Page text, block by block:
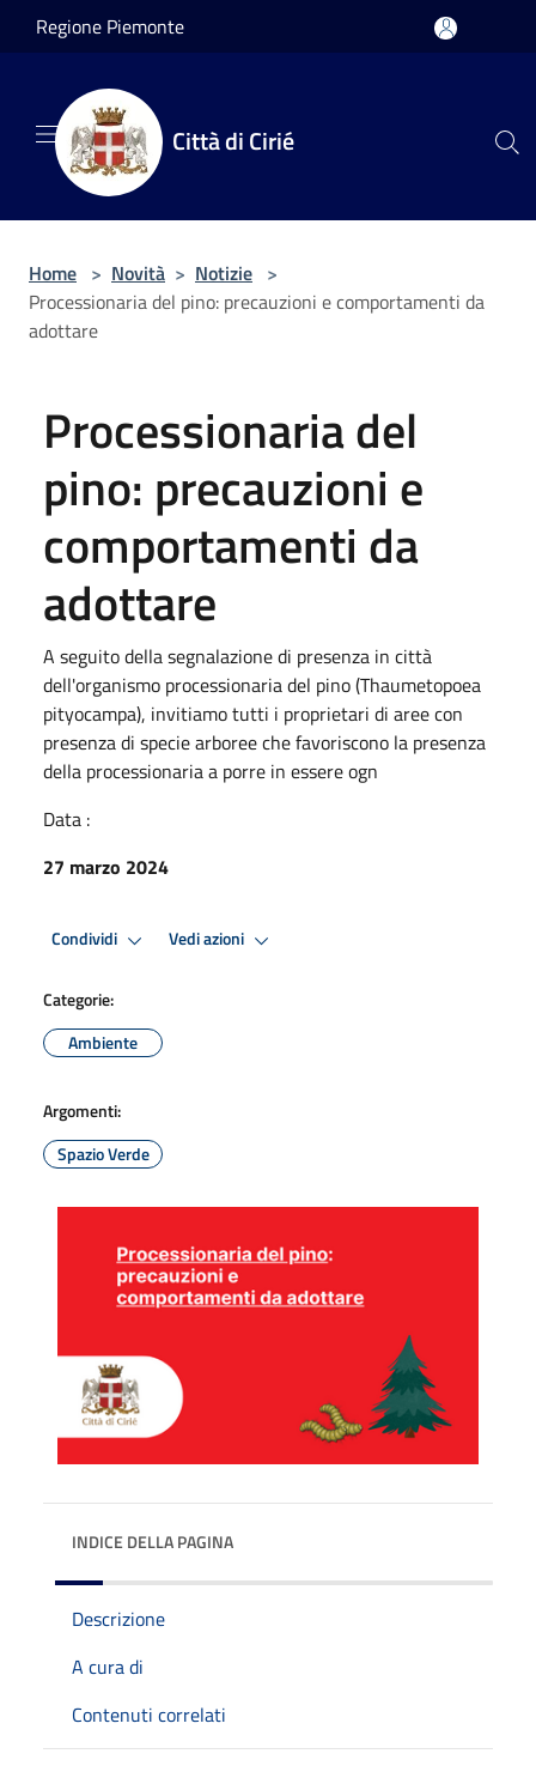
Salta al contenuto principale
Regione Piemonte
Città di Cirié
Home > Novità > Notizie >
Processionaria del pino: precauzioni e comportamenti da
adottare
Processionaria del
pino: precauzioni e
comportamenti da
adottare
A seguito della segnalazione di presenza in città
dell'organismo processionaria del pino (Thaumetopoea
pityocampa), invitiamo tutti i proprietari di aree con
presenza di specie arboree che favoriscono la presenza
della processionaria a porre in essere ogn
Data :
27 marzo 2024
Condividi Vedi azioni
Categorie:
Ambiente
Argomenti:
Spazio Verde
INDICE DELLA PAGINA
Descrizione
A cura di
Contenuti correlati